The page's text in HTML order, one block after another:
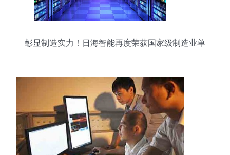
彰显制造实力！日海智能再度荣获国家级制造业单